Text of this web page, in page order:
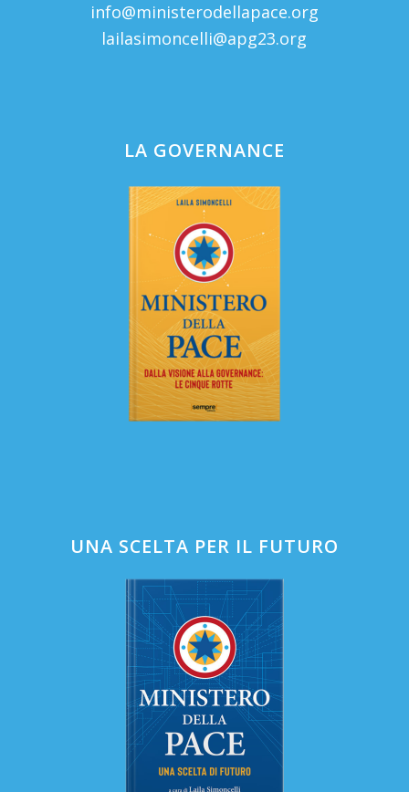
info@ministerodellapace.org
lailasimoncelli@apg23.org
LA GOVERNANCE
UNA SCELTA PER IL FUTURO